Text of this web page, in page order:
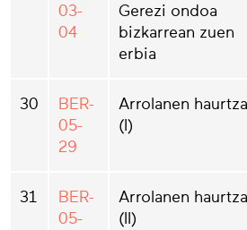
03-
04
Gerezi ondoa
bizkarrean zuen
erbia
30
BER-
05-
29
Arrolanen
(I)
31
BER-
05-
Arrolanen
(II)